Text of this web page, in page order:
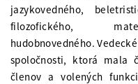
jazykovedného,
filozofického,
hudobnovedného.
spoločnosti, ktorá mala
členov a volených